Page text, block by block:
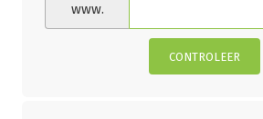
www.
CONTROLEER